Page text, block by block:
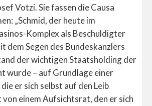
Votzi. Sie fassen die Causa
„Schmid, der heute im
Komplex als Beschuldigter
dem Segen des Bundeskanzlers
der wichtigen Staatsholding der
wurde – auf Grundlage einer
er sich selbst auf den Leib
einem Aufsichtsrat, den er sich